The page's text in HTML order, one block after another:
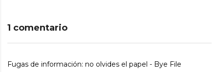
1 comentario
Fugas de información: no olvides el papel - Bye File